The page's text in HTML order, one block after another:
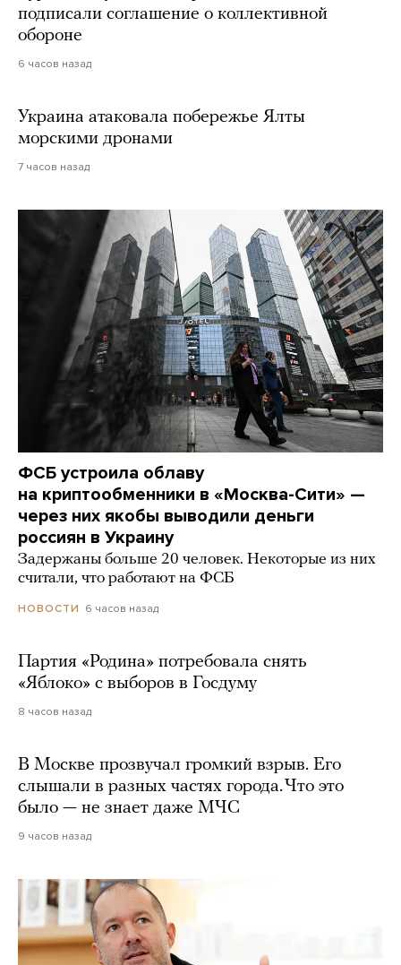
подписали соглашение о коллективной
обороне
6 часов назад
Украина атаковала побережье Ялты
морскими дронами
7 часов назад
ФСБ устроила облаву
на криптообменники в «Москва-Сити» —
через них якобы выводили деньги
россиян в Украину
Задержаны больше 20 человек. Некоторые из них
считали, что работают на ФСБ
НОВОСТИ 6 часов назад
Партия «Родина» потребовала снять
«Яблоко» с выборов в Госдуму
8 часов назад
В Москве прозвучал громкий взрыв. Его
слышали в разных частях города. Что это
было — не знает даже МЧС
9 часов назад